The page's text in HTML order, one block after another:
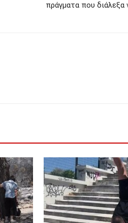
πράγματα που διάλεξα